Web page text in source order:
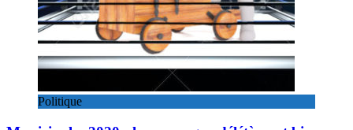
Politique